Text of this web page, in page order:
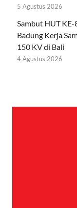
5 Agustus 2026
Sambut HUT KE-
Badung Kerja
150 KV di Bali
4 Agustus 2026